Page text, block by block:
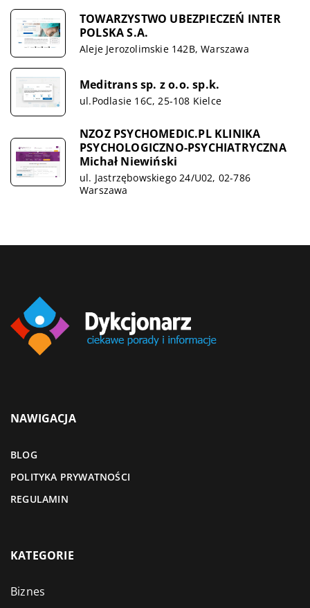
TOWARZYSTWO UBEZPIECZEŃ INTER
POLSKA S.A.
Aleje Jerozolimskie 142B, Warszawa
Meditrans sp. z o.o. sp.k.
ul.Podlasie 16C, 25-108 Kielce
NZOZ PSYCHOMEDIC.PL KLINIKA
PSYCHOLOGICZNO-PSYCHIATRYCZNA
Michał Niewiński
ul. Jastrzębowskiego 24/U02, 02-786
Warszawa
NAWIGACJA
BLOG
POLITYKA PRYWATNOŚCI
REGULAMIN
KATEGORIE
Biznes